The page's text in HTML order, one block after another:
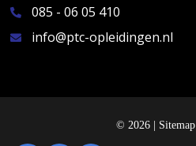
085 - 06 05 410
info@ptc-opleidingen.nl
© 2026 | Sitemap